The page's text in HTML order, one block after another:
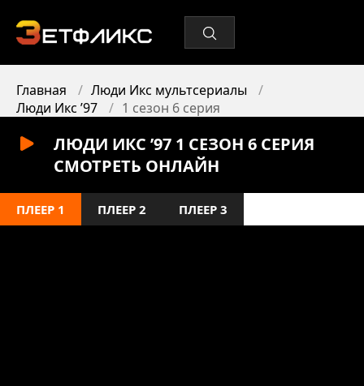
Главная
Люди Икс мультсериалы
Люди Икс ’97
1 сезон 6 серия
ЛЮДИ ИКС ’97 1 СЕЗОН 6 СЕРИЯ
СМОТРЕТЬ ОНЛАЙН
ПЛЕЕР 1 ПЛЕЕР 2 ПЛЕЕР 3